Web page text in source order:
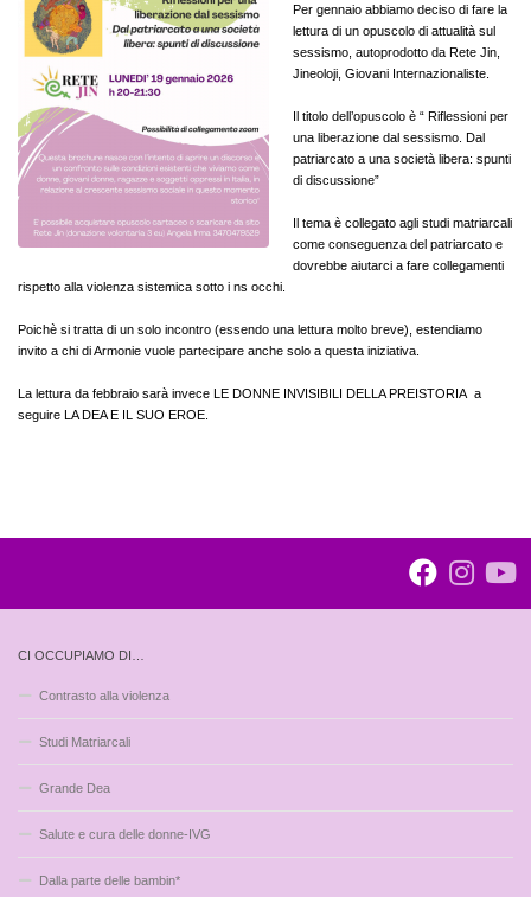
Per gennaio abbiamo deciso di fare la
lettura di un opuscolo di attualità sul
sessismo, autoprodotto da Rete Jin,
Jineoloji, Giovani Internazionaliste.
Il titolo dell’opuscolo è “ Riflessioni per
una liberazione dal sessismo. Dal
patriarcato a una società libera: spunti
di discussione”
Il tema è collegato agli studi matriarcali
come conseguenza del patriarcato e
dovrebbe aiutarci a fare collegamenti
rispetto alla violenza sistemica sotto i ns occhi.
Poichè si tratta di un solo incontro (essendo una lettura molto breve), estendiamo
invito a chi di Armonie vuole partecipare anche solo a questa iniziativa.
La lettura da febbraio sarà invece LE DONNE INVISIBILI DELLA PREISTORIA a
seguire LA DEA E IL SUO EROE.
CI OCCUPIAMO DI…
Contrasto alla violenza
Studi Matriarcali
Grande Dea
Salute e cura delle donne-IVG
Dalla parte delle bambin*